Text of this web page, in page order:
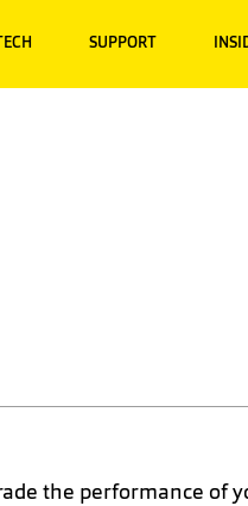
SUPPORT
the performance of